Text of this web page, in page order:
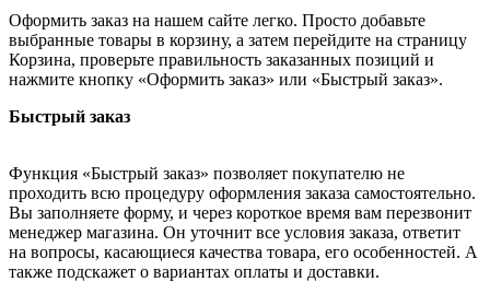
Оформить заказ на нашем сайте легко. Просто добавьте
выбранные товары в корзину, а затем перейдите на страницу
Корзина, проверьте правильность заказанных позиций и
нажмите кнопку «Оформить заказ» или «Быстрый заказ».
Быстрый заказ
Функция «Быстрый заказ» позволяет покупателю не
проходить всю процедуру оформления заказа самостоятельно.
Вы заполняете форму, и через короткое время вам перезвонит
менеджер магазина. Он уточнит все условия заказа, ответит
на вопросы, касающиеся качества товара, его особенностей. А
также подскажет о вариантах оплаты и доставки.